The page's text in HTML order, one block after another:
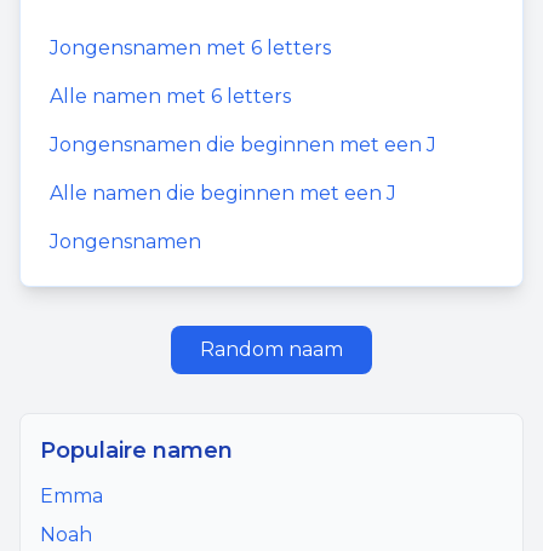
Jongensnamen met 6 letters
Alle namen met 6 letters
Jongensnamen die beginnen met eenJ
Alle namen die beginnen met eenJ
Jongensnamen
Random naam
Populaire namen
Emma
Noah